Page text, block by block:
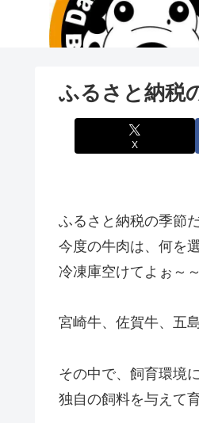
ふるさと納税
X
ふるさと納税の季節
今度の牛肉は、何を
冷凍庫空けてよぉ～
宮崎牛、佐賀牛、五
その中で、飼育環境
独自の飼料を与えて